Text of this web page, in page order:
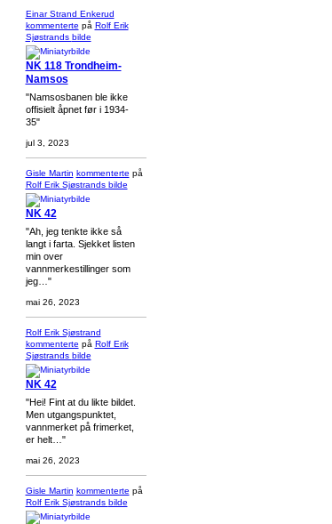
Einar Strand Enkerud
kommenterte på Rolf Erik
Sjøstrands bilde
NK 118 Trondheim-
Namsos
"Namsosbanen ble ikke
offisielt åpnet før i 1934-
35"
jul 3, 2023
Gisle Martin kommenterte på
Rolf Erik Sjøstrands bilde
NK 42
"Ah, jeg tenkte ikke så
langt i farta. Sjekket listen
min over
vannmerkestillinger som
jeg…"
mai 26, 2023
Rolf Erik Sjøstrand
kommenterte på Rolf Erik
Sjøstrands bilde
NK 42
"Hei! Fint at du likte bildet.
Men utgangspunktet,
vannmerket på frimerket,
er helt…"
mai 26, 2023
Gisle Martin kommenterte på
Rolf Erik Sjøstrands bilde